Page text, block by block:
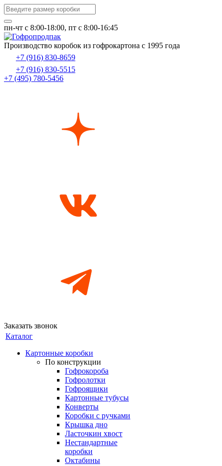
пн-чт c 8:00-18:00, пт с 8:00-16:45
Производство коробок из гофрокартона с 1995 года
+7 (916) 830-8659
+7 (916) 830-5515
+7 (495) 780-5456
Заказать звонок
Каталог
Картонные коробки
По конструкции
Гофрокороба
Гофролотки
Гофроящики
Картонные тубусы
Конверты
Коробки с ручками
Крышка дно
Ласточкин хвост
Нестандартные
коробки
Октабины